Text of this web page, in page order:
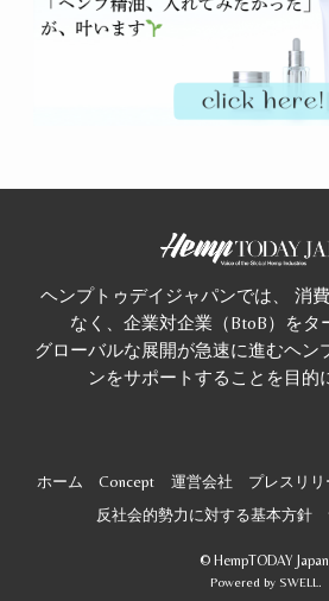
ヘンプトゥデイジャパンでは、 消
なく、企業対企業（BtoB）をタ
グローバルな展開が急速に進むヘン
ンをサポートすることを目的
ホーム Concept 運営会社 プレスリ
反社会的勢力に対する基本方針
© HempTODAY
Powered by SWELL.